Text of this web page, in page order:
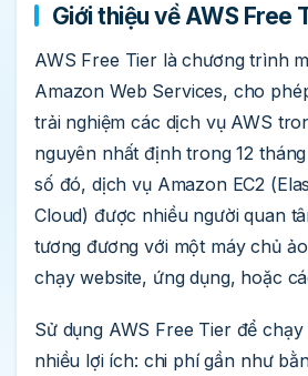
Giới thiệu về AWS Free
AWS Free Tier là chương trình
Amazon Web Services, cho
trải nghiệm các dịch vụ AWS
nguyên nhất định trong 12
số đó, dịch vụ Amazon EC2
Cloud) được nhiều người quan
tương đương với một máy chủ
chạy website, ứng dụng, hoặc
Sử dụng AWS Free Tier để chạy
nhiều lợi ích: chi phí gần như